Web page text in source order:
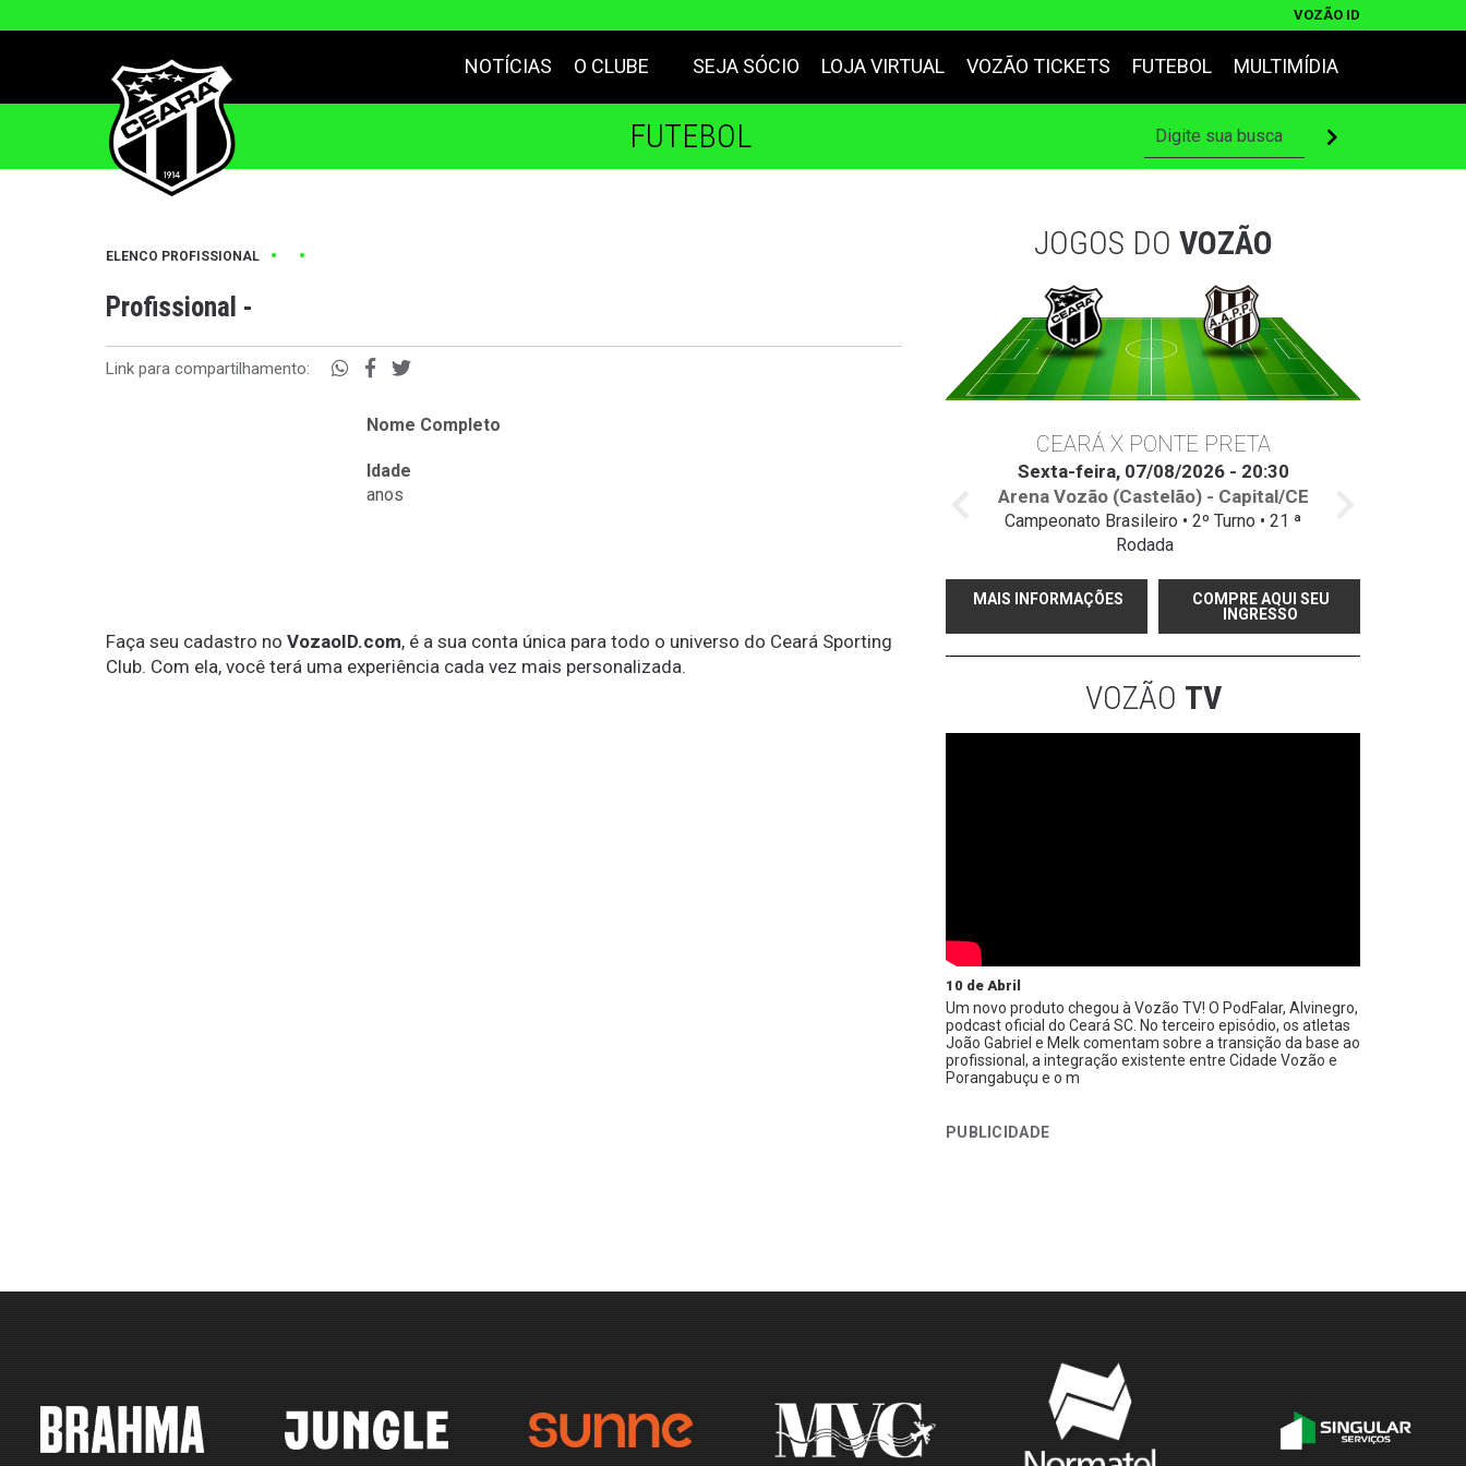
VOZÃO ID
NOTÍCIAS O CLUBE SEJA SÓCIO LOJA VIRTUAL VOZÃO TICKETS FUTEBOL MULTIMÍDIA
FUTEBOL
ELENCO PROFISSIONAL • •
Profissional -
Link para compartilhamento:
Nome Completo
Idade
anos
Faça seu cadastro no VozaoID.com, é a sua conta única para todo o universo do Ceará Sporting
Club. Com ela, você terá uma experiência cada vez mais personalizada.
JOGOS DO VOZÃO
CEARÁ X PONTE PRETA
Sexta-feira, 07/08/2026 - 20:30
Arena Vozão (Castelão) - Capital/CE
Campeonato Brasileiro • 2º Turno • 21 ª
Rodada
MAIS INFORMAÇÕES
COMPRE AQUI SEU
INGRESSO
VOZÃO TV
10 de Abril
Um novo produto chegou à Vozão TV! O PodFalar, Alvinegro,
podcast oficial do Ceará SC. No terceiro episódio, os atletas
João Gabriel e Melk comentam sobre a transição da base ao
profissional, a integração existente entre Cidade Vozão e
Porangabuçu e o m
PUBLICIDADE